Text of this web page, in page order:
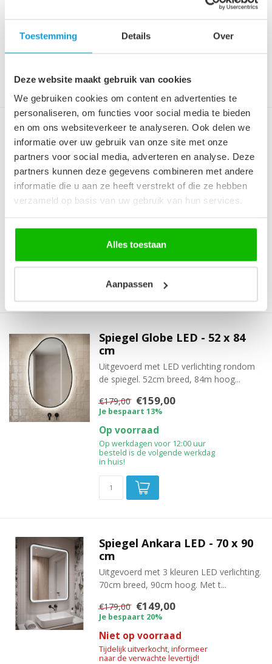
Toestemming Details Over
Deze website maakt gebruik van cookies
We gebruiken cookies om content en advertenties te
personaliseren, om functies voor social media te bieden
en om ons websiteverkeer te analyseren. Ook delen we
informatie over uw gebruik van onze site met onze
partners voor social media, adverteren en analyse. Deze
partners kunnen deze gegevens combineren met andere
informatie die u aan ze heeft verstrekt of die ze hebben
verzameld op basis van uw gebruik van hun services.
Alles toestaan
Aanpassen
Op werkdagen voor 12:00 uur
besteld is de volgende werkdag
Spiegel Malta LED - 50 x 100
cm
Uitgevoerd met 3 kleuren LED verlichting.
50cm breed, 100cm hoog. Met ...
€159,00
Je bespaart 19%
besteld is de volgende werkdag
Spiegel Globe LED - 52 x 84
cm
Uitgevoerd met LED verlichting rondom
de spiegel. 52cm breed, 84m hoog...
€179,00 €159,00
Je bespaart 13%
Op voorraad
Op werkdagen voor 12:00 uur
besteld is de volgende werkdag
in huis!
Spiegel Ankara LED - 70 x 90
cm
Uitgevoerd met 3 kleuren LED verlichting.
70cm breed, 90cm hoog. Met t...
€179,00 €149,00
Je bespaart 20%
Niet op voorraad
Tijdelijk uitverkocht, informeer
naar de verwachte levertijd!